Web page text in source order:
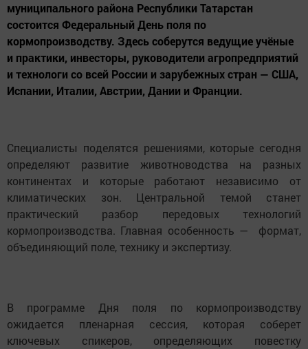
муниципального района Республики Татарстан
состоится Федеральный День поля по
кормопроизводству. Здесь соберутся ведущие учёные
и практики, инвесторы, руководители агропредприятий
и технологи со всей России и зарубежных стран — США,
Испании, Италии, Австрии, Дании и Франции.
Специалисты поделятся решениями, которые сегодня
определяют развитие животноводства на разных
континентах и которые работают независимо от
климатических зон. Центральной темой станет
практический разбор передовых технологий
кормопроизводства. Главная особенность — формат,
объединяющий поле, технику и экспертизу.
В программе Дня поля по кормопроизводству
ожидается пленарная сессия, которая соберет
ключевых спикеров, определяющих повестку